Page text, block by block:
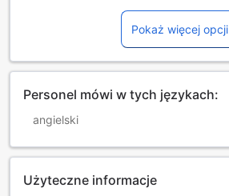
Pokaż więcej opcji
Personel mówi w tych językach:
angielski
Użyteczne informacje